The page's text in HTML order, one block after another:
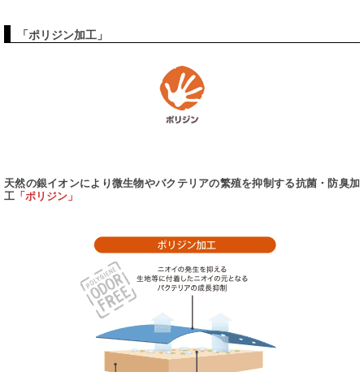
「ポリジン加工」
天然の銀イオンにより微生物やバクテリアの繁殖を抑制する抗菌・防臭加
工 「ポリジン」